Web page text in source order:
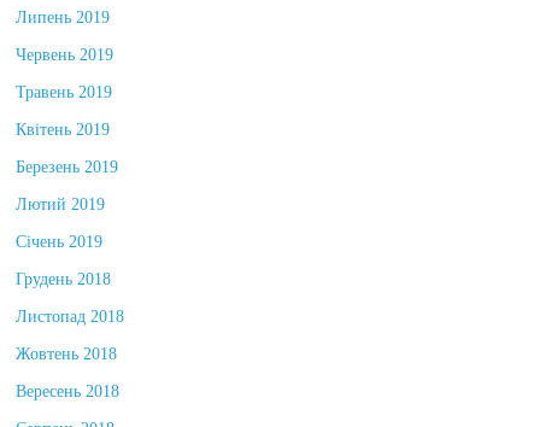
Липень 2019
Червень 2019
Травень 2019
Квітень 2019
Березень 2019
Лютий 2019
Січень 2019
Грудень 2018
Листопад 2018
Жовтень 2018
Вересень 2018